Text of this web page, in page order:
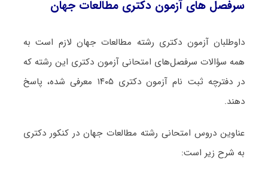
سرفصل های آزمون دکتری مطالعات جهان
داوطلبان آزمون دکتری رشته مطالعات جهان لازم است به
همه سؤالات سرفصل‌های امتحانی آزمون دکتری این رشته که
در دفترچه‌ ثبت نام آزمون دکتری ۱۴۰۵ معرفی شده، پاسخ
دهند.
عناوین دروس امتحانی رشته مطالعات جهان در کنکور دکتری
به شرح زیر است: